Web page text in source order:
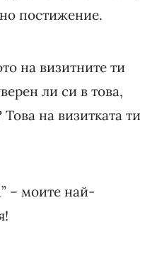
постижение.
на визитните ти
ли си в това,
на визитката ти
– моите най-